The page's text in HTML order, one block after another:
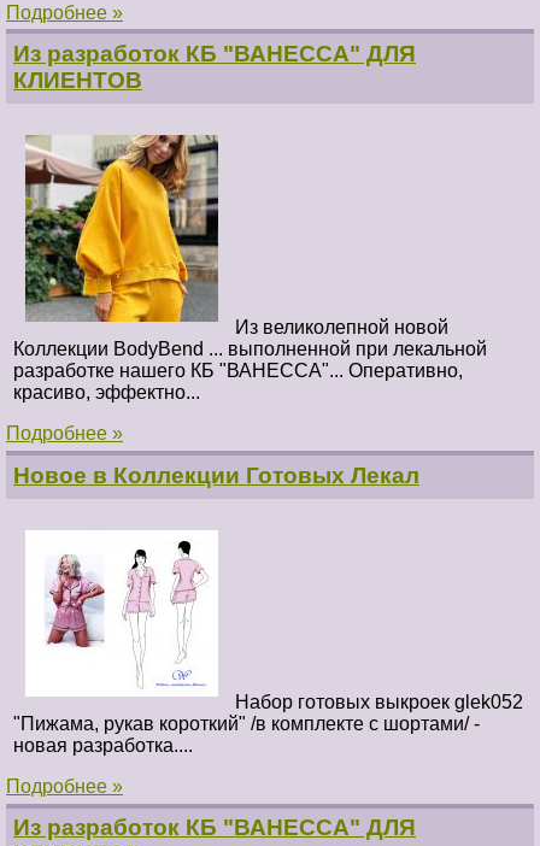
Подробнее »
Из разработок КБ "ВАНЕССА" ДЛЯ
КЛИЕНТОВ
Из великолепной новой
Коллекции BodyBend ... выполненной при лекальной
разработке нашего КБ "ВАНЕССА"... Оперативно,
красиво, эффектно...
Подробнее »
Новое в Коллекции Готовых Лекал
Набор готовых выкроек glek052
"Пижама, рукав короткий" /в комплекте с шортами/ -
новая разработка....
Подробнее »
Из разработок КБ "ВАНЕССА" ДЛЯ